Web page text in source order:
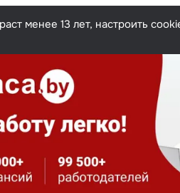
менее 13 лет, настроить